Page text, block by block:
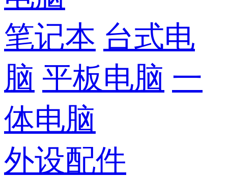
笔记本 台式电
脑 平板电脑 一
体电脑
外设配件